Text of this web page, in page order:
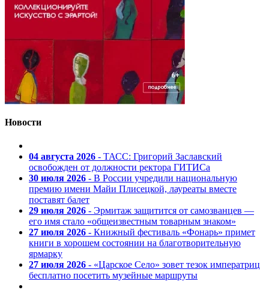
Новости
04 августа 2026 - ТАСС: Григорий Заславский
освобожден от должности ректора ГИТИСа
30 июля 2026 - В России учредили национальную
премию имени Майи Плисецкой, лауреаты вместе
поставят балет
29 июля 2026 - Эрмитаж защитится от самозванцев —
его имя стало «общеизвестным товарным знаком»
27 июля 2026 - Книжный фестиваль «Фонарь» примет
книги в хорошем состоянии на благотворительную
ярмарку
27 июля 2026 - «Царское Село» зовет тезок императриц
бесплатно посетить музейные маршруты